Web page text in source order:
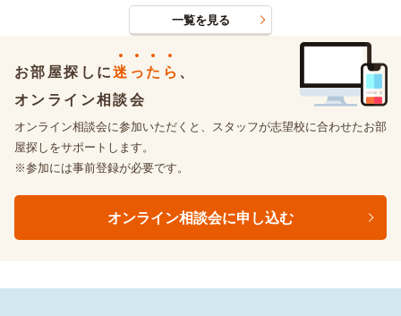
一覧を見る
お部屋探しに迷 っ た ら 、
オンライン相談会
オンライン相談会に参加いただくと、スタッフが志望校に合わせたお部
屋探しをサポートします。
※参加には事前登録が必要です。
オンライン相談会に申し込む